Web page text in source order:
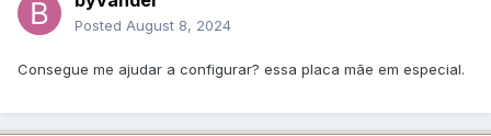
Posted August 8, 2024
Consegue me ajudar a configurar? essa placa mãe em especial.